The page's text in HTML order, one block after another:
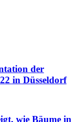
der
in Düsseldorf
wie Bäume in